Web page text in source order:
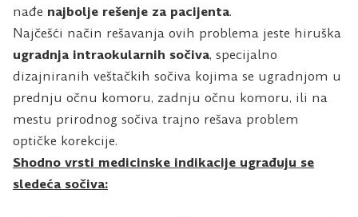
nađe najbolje rešenje za pacijenta.
Najčešći način rešavanja ovih problema jeste hiruška
ugradnja intraokularnih sočiva, specijalno
dizajniranih veštačkih sočiva kojima se ugradnjom u
prednju očnu komoru, zadnju očnu komoru, ili na
mestu prirodnog sočiva trajno rešava problem
optičke korekcije.
Shodno vrsti medicinske indikacije ugrađuju se
sledeća sočiva: